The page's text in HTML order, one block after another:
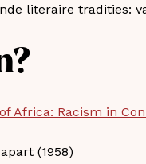
literaire tradities:
Africa: Racism in
(1958)